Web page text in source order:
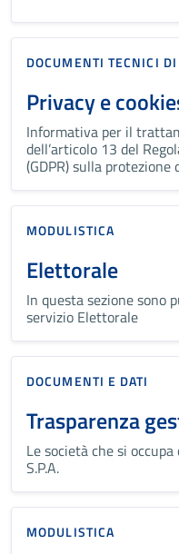
DOCUMENTI TECNICI
Privacy e
Informativa per il
dell’articolo 13 del
(GDPR) sulla
MODULISTICA
Elettorale
In questa sezione sono
servizio Elettorale
DOCUMENTI E DATI
Trasparenza
Le società che si occupa
S.P.A.
MODULISTICA